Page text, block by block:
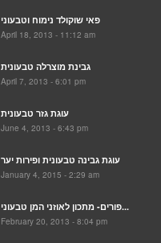
פאי שוקולד נימוח וטבעוני
April 18, 2013 - 11:12 am
גבינת מוצרלה טבעונית
April 7, 2013 - 6:01 pm
עוגת גזר טבעונית
June 4, 2013 - 6:43 pm
עוגת גבינה טבעונית ופירות יער
January 4, 2015 - 2:29 am
פורים- מתכון לאוזני המן טבעוני...
February 20, 2013 - 8:04 pm